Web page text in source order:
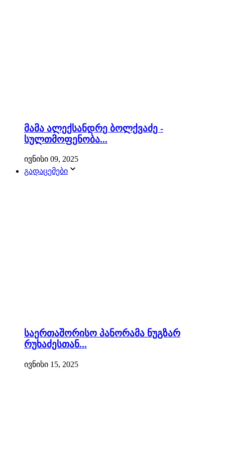
მამა ალექსანდრე ბოლქვაძე -
სულთმოფენობა...
ივნისი 09, 2025
გადაცემები
საერთაშორისო პანორამა ნუგზარ
რუხაძესთან...
ივნისი 15, 2025